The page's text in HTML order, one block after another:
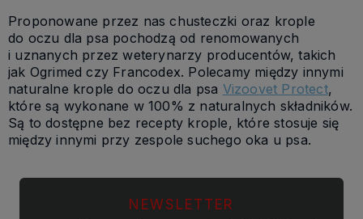
Proponowane przez nas chusteczki oraz krople
do oczu dla psa pochodzą od renomowanych
i uznanych przez weterynarzy producentów, takich
jak Ogrimed czy Francodex. Polecamy między innymi
naturalne krople do oczu dla psa Vizoovet Protect,
które są wykonane w 100% z naturalnych składników.
Są to dostępne bez recepty krople, które stosuje się
między innymi przy zespole suchego oka u psa.
NEWSLETTER